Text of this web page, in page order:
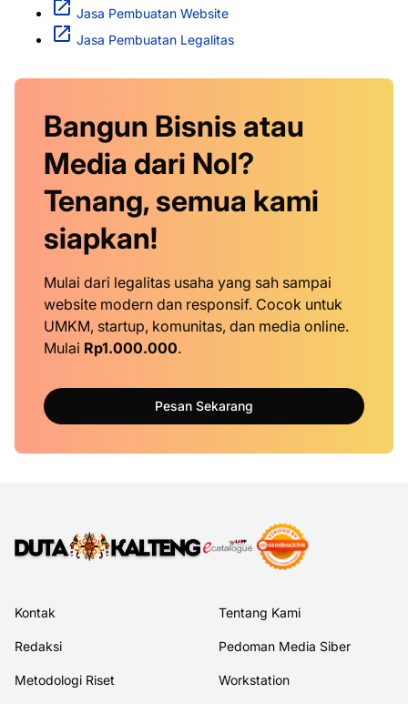
Jasa Pembuatan Website
Jasa Pembuatan Legalitas
Bangun Bisnis atau
Media dari Nol?
Tenang, semua kami
siapkan!
Mulai dari legalitas usaha yang sah sampai
website modern dan responsif. Cocok untuk
UMKM, startup, komunitas, dan media online.
Mulai Rp1.000.000.
Pesan Sekarang
Kontak Tentang Kami
Redaksi Pedoman Media Siber
Metodologi Riset Workstation